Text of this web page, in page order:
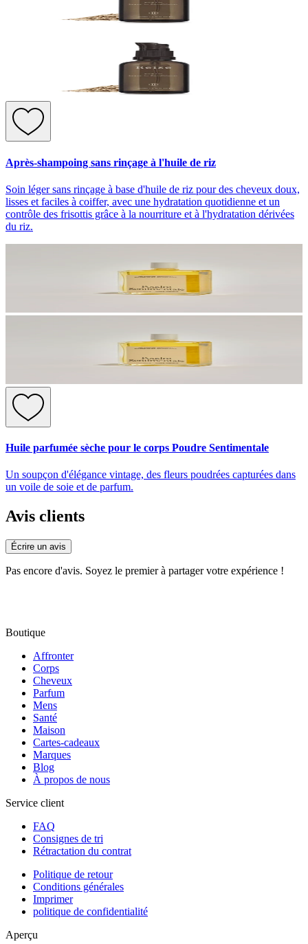
Après-shampoing sans rinçage à l'huile de riz
Soin léger sans rinçage à base d'huile de riz pour des cheveux doux,
lisses et faciles à coiffer, avec une hydratation quotidienne et un
contrôle des frisottis grâce à la nourriture et à l'hydratation dérivées
du riz.
Huile parfumée sèche pour le corps Poudre Sentimentale
Un soupçon d'élégance vintage, des fleurs poudrées capturées dans
un voile de soie et de parfum.
Avis clients
Écrire un avis
Pas encore d'avis. Soyez le premier à partager votre expérience !
Boutique
Affronter
Corps
Cheveux
Parfum
Mens
Santé
Maison
Cartes-cadeaux
Marques
Blog
À propos de nous
Service client
FAQ
Consignes de tri
Rétractation du contrat
Politique de retour
Conditions générales
Imprimer
politique de confidentialité
Aperçu